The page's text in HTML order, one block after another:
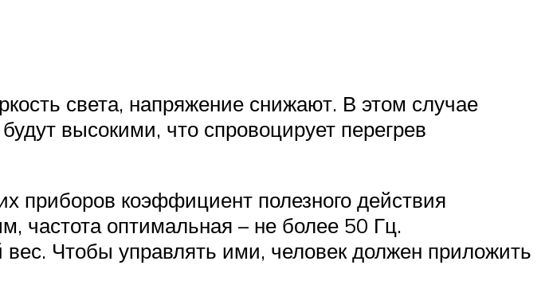
света, напряжение снижают. В этом случае
высокими, что спровоцирует перегрев
приборов коэффициент полезного действия
частота оптимальная – не более 50 Гц.
Чтобы управлять ими, человек должен приложить